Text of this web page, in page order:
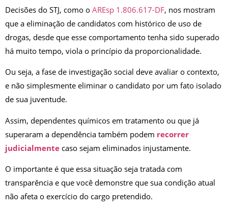
Decisões do STJ, como o AREsp 1.806.617-DF, nos mostram
que a eliminação de candidatos com histórico de uso de
drogas, desde que esse comportamento tenha sido superado
há muito tempo, viola o princípio da proporcionalidade.
Ou seja, a fase de investigação social deve avaliar o contexto,
e não simplesmente eliminar o candidato por um fato isolado
de sua juventude.
Assim, dependentes químicos em tratamento ou que já
superaram a dependência também podem recorrer
judicialmente caso sejam eliminados injustamente.
O importante é que essa situação seja tratada com
transparência e que você demonstre que sua condição atual
não afeta o exercício do cargo pretendido.